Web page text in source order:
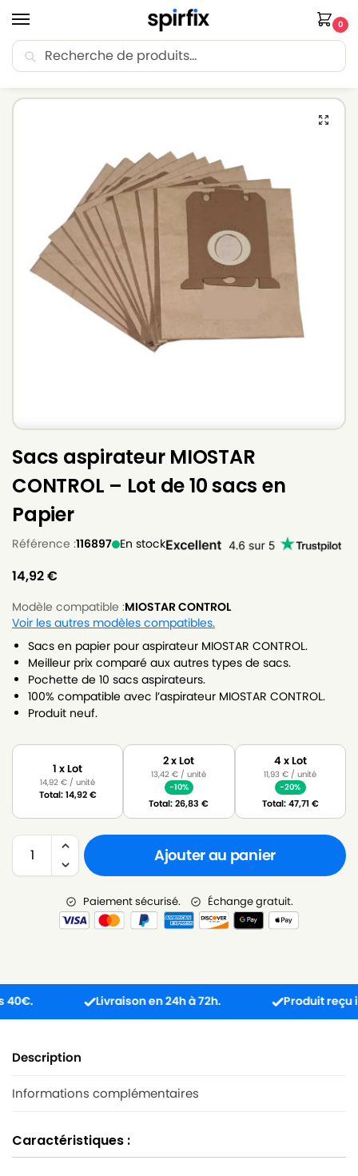
0
🚚 Livraison Point Relais offerte dès 30€ d’achat.
Sacs aspirateur MIOSTAR
CONTROL – Lot de 10 sacs en
Papier
Référence :116897 En stock
14,92€
Modèle compatible :MIOSTAR CONTROL
Voir les autres modèles compatibles.
Sacs en papier pour aspirateur MIOSTAR CONTROL.
Meilleur prix comparé aux autres types de sacs.
Pochette de 10 sacs aspirateurs.
100% compatible avec l’aspirateur MIOSTAR CONTROL.
Produit neuf.
1 x Lot
14,92€ / unité
Total:14,92€
2 x Lot
13,42€ / unité
-10%
Total:26,83€
4 x Lot
11,93€ / unité
-20%
Total:47,71 €
Ajouter au panier
Paiement sécurisé. Échange gratuit.
Livraison en 24h à 72h. Produit reçu
Description
Informations complémentaires
Caractéristiques :